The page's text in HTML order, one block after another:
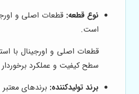
نوع قطعه: قطعات اصلی و
است.
قطعات اصلی و اورجینال با
سطح کیفیت و عملکرد
برند تولیدکننده: برندهای